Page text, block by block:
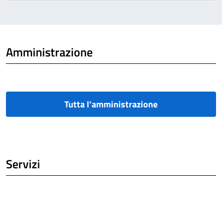
Amministrazione
Tutta l’amministrazione
Servizi